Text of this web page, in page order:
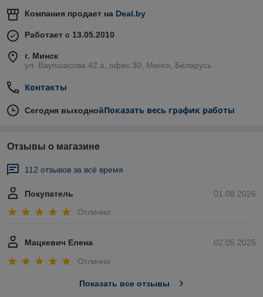
Компания продает на Deal.by
Работает с 13.05.2010
г. Минск
ул. Ваупшасова 42 а, офис 30, Минск, Беларусь
Контакты
Сегодня выходнойПоказать весь график работы
Отзывы о магазине
112 отзывов за всё время
01.08.2026
Покупатель
Отлично
02.05.2025
Мацкевич Елена
Отлично
Показать все отзывы